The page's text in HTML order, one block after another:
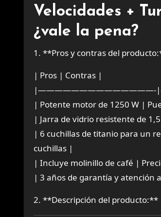
Velocidades +
¿vale la pena?
1. **Pros y contras del
| Pros | Contras |
| Potente motor de 1250 W |
| Jarra de vidrio resistente de
| 6 cuchillas de titanio para un
cuchillas |
| Incluye molinillo de café |
| 3 años de garantía y atención
2. **Descripción del producto:**